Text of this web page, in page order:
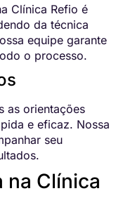
Clínica Refio é
da técnica
equipe garante
o processo.
as orientações
e eficaz. Nossa
seu
na Clínica